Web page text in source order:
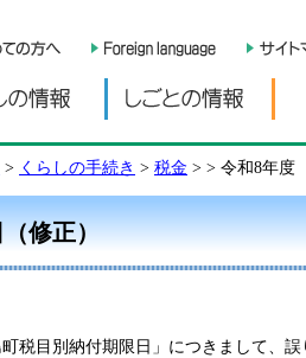
くらしの情報 し
> くらしの手続き > 税金 > > 令和8年度
修正）
目別納付期限日」につきまして、誤